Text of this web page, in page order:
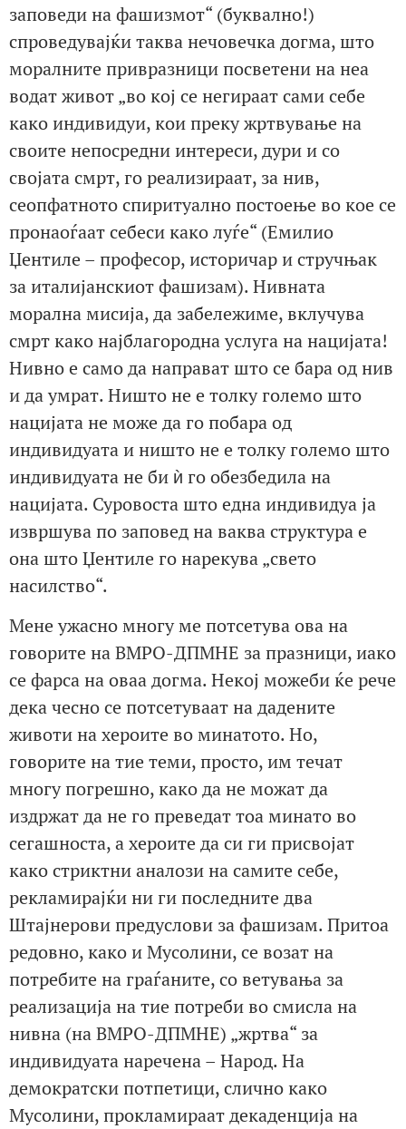
заповеди на фашизмот“ (буквално!)
спроведувајќи таква нечовечка догма, што
моралните привразници посветени на неа
водат живот „во кој се негираат сами себе
како индивидуи, кои преку жртвување на
своите непосредни интереси, дури и со
својата смрт, го реализираат, за нив,
сеопфатното спиритуално постоење во кое се
пронаоѓаат себеси како луѓе“ (Емилио
Џентилe – професор, историчар и стручњак
за италијанскиот фашизам). Нивната
морална мисија, да забележиме, вклучува
смрт како најблагородна услуга на нацијата!
Нивно е само да направат што се бара од нив
и да умрат. Ништо не е толку големо што
нацијата не може да го побара од
индивидуата и ништо не е толку големо што
индивидуата не би ѝ го обезбедила на
нацијата. Суровоста што една индивидуа ја
извршува по заповед на ваква структура е
она што Џентилe го нарекува „свето
насилство“.
Мене ужасно многу ме потсетува ова на
говорите на ВМРО-ДПМНЕ за празници, иако
се фарса на оваа догма. Некој можеби ќе рече
дека чесно се потсетуваат на дадените
животи на хероите во минатото. Но,
говорите на тие теми, просто, им течат
многу погрешно, како да не можат да
издржат да не го преведат тоа минато во
сегашноста, а хероите да си ги присвојат
како стриктни аналози на самите себе,
рекламирајќи ни ги последните два
Штајнерови предуслови за фашизам. Притоа
редовно, како и Мусолини, се возат на
потребите на граѓаните, со ветувања за
реализација на тие потреби во смисла на
нивна (на ВМРО-ДПМНЕ) „жртва“ за
индивидуата наречена – Народ. На
демократски потпетици, слично како
Мусолини, прокламираат декаденција на